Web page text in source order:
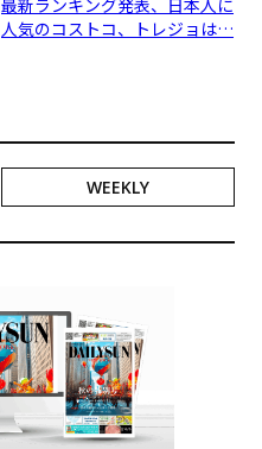
人気のコストコ、トレジョは…
WEEKLY